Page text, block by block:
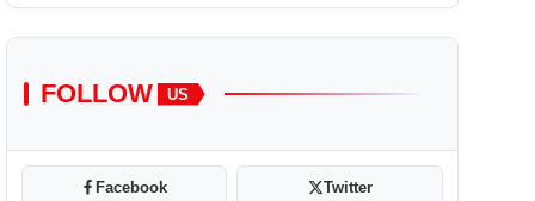
FOLLOW US
Facebook Twitter